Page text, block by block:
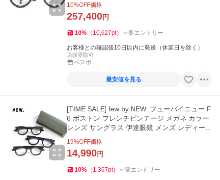
10%OFF価格
257,400円
10% （ 10,627pt） 要エントリー
お客様との確認後10日以内に発送（休業日を除く）
店頭受取可
ベスポ
最安値を見る
[TIME SALE] few by NEW. フューバイニュー F
6 ボストン フレンチビンテージ メガネ カラー
レンズ サングラス 伊達眼鏡 メンズ レディース
19%OFF価格
14,990円
10% （ 1,367pt） 要エントリー